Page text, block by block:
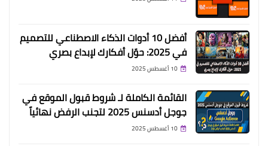
أفضل 10 أدوات الذكاء الاصطناعي للتصميم
في 2025: حوّل أفكارك لإبداع بصري
10 أغسطس 2025
القائمة الكاملة لـ شروط قبول الموقع في
جوجل أدسنس 2025 لتجنب الرفض نهائياً
10 أغسطس 2025